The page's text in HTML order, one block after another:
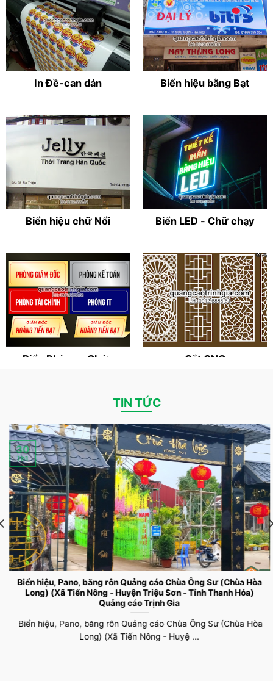
In Đề-can dán Biển hiệu bằng Bạt
Biển hiệu chữ Nổi Biển LED - Chữ chạy
Biển Phòng - Chức
Cắt CNC
In Danh thiếp -
Voucher
In Thiệp cưới Triệu
Sơn
TIN TỨC
Biển hiệu, Pano, băng rôn Quảng cáo Chùa Ông Sư (Chùa Hòa
Long) (Xã Tiến Nông - Huyện Triệu Sơn - Tỉnh Thanh Hóa)
Quảng cáo Trịnh Gia
Biển hiệu, Pano, băng rôn Quảng cáo Chùa Ông Sư (Chùa Hòa
Long) (Xã Tiến Nông - Huyệ ...
30
Th1